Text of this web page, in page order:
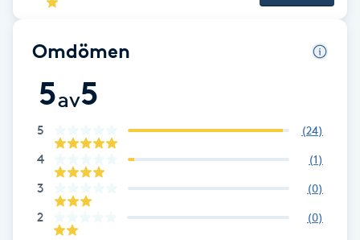
Color correction
Cryoterapi
Dermapen
Diamantslipning
Omdömen
5av5
5 (24)
4 (1)
3 (0)
2 (0)